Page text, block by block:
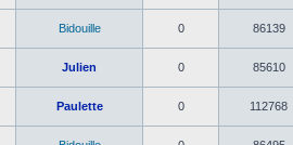
Bidouille 0 86139
Julien 0 85610
Paulette 0 112768